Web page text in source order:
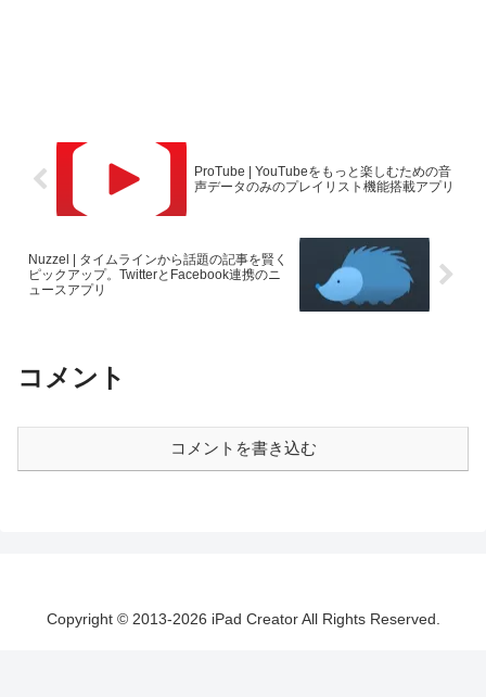
ProTube | YouTubeをもっと楽しむための音
声データのみのプレイリスト機能搭載アプリ
Nuzzel | タイムラインから話題の記事を賢く
ピックアップ。TwitterとFacebook連携のニ
ュースアプリ
コメント
コメントを書き込む
Copyright © 2013-2026 iPad Creator All Rights Reserved.